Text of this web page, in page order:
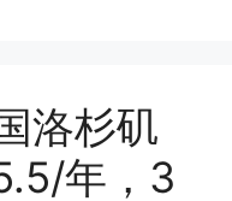
洛杉矶
年，3